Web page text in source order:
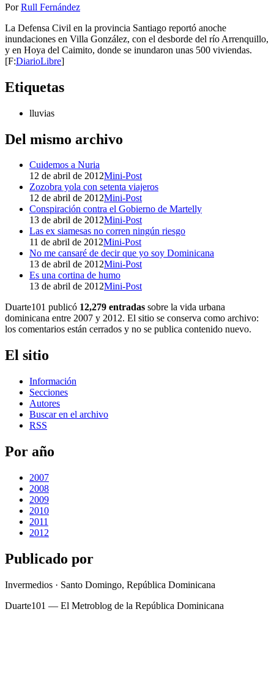
PorRull Fernández
La Defensa Civil en la provincia Santiago reportó anoche
inundaciones en Villa González, con el desborde del río Arrenquillo,
y en Hoya del Caimito, donde se inundaron unas 500 viviendas.
[F:DiarioLibre]
Etiquetas
lluvias
Del mismo archivo
Cuidemos a Nuria
12 de abril de 2012Mini-Post
Zozobra yola con setenta viajeros
12 de abril de 2012Mini-Post
Conspiración contra el Gobierno de Martelly
13 de abril de 2012Mini-Post
Las ex siamesas no corren ningún riesgo
11 de abril de 2012Mini-Post
No me cansaré de decir que yo soy Dominicana
13 de abril de 2012Mini-Post
Es una cortina de humo
13 de abril de 2012Mini-Post
Duarte101 publicó 12,279 entradas sobre la vida urbana
dominicana entre 2007 y 2012. El sitio se conserva como archivo:
los comentarios están cerrados y no se publica contenido nuevo.
El sitio
Información
Secciones
Autores
Buscar en el archivo
RSS
Por año
2007
2008
2009
2010
2011
2012
Publicado por
Invermedios · Santo Domingo, República Dominicana
Duarte101 — El Metroblog de la República Dominicana